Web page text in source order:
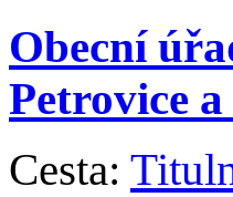
Obecní
Petrovice
Cesta: